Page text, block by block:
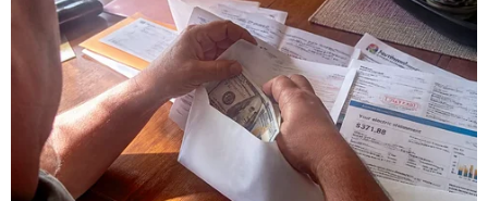
cố định dự kiến xây dựng tại phố 19-12, hoạt
động liên tục từ 8 giờ - 22 giờ hàng ngày với
khoảng 20 gian hàng. Các gian hàng được thiết
kế gắn với các hoạt động tọa đàm, giao lưu, giới
thiệu sách. Khu vực dải phân cách sẽ được bố trí
thành không gian đọc sách.